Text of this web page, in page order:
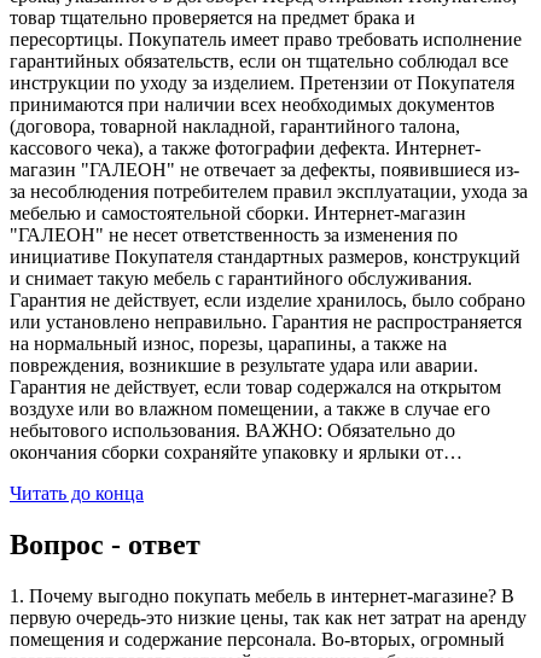
товар тщательно проверяется на предмет брака и
пересортицы. Покупатель имеет право требовать исполнение
гарантийных обязательств, если он тщательно соблюдал все
инструкции по уходу за изделием. Претензии от Покупателя
принимаются при наличии всех необходимых документов
(договора, товарной накладной, гарантийного талона,
кассового чека), а также фотографии дефекта. Интернет-
магазин "ГАЛЕОН" не отвечает за дефекты, появившиеся из-
за несоблюдения потребителем правил эксплуатации, ухода за
мебелью и самостоятельной сборки. Интернет-магазин
"ГАЛЕОН" не несет ответственность за изменения по
инициативе Покупателя стандартных размеров, конструкций
и снимает такую мебель с гарантийного обслуживания.
Гарантия не действует, если изделие хранилось, было собрано
или установлено неправильно. Гарантия не распространяется
на нормальный износ, порезы, царапины, а также на
повреждения, возникшие в результате удара или аварии.
Гарантия не действует, если товар содержался на открытом
воздухе или во влажном помещении, а также в случае его
небытового использования. ВАЖНО: Обязательно до
окончания сборки сохраняйте упаковку и ярлыки от…
Читать до конца
Вопрос - ответ
1. Почему выгодно покупать мебель в интернет-магазине? В
первую очередь-это низкие цены, так как нет затрат на аренду
помещения и содержание персонала. Во-вторых, огромный